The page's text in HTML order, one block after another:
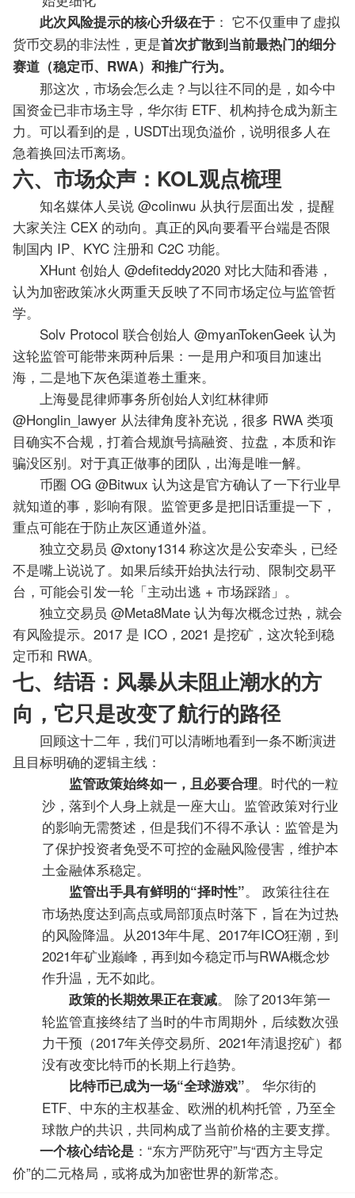
此次风险提示的核心升级在于 ： 它不仅重申了虚拟
货币交易的非法性，更是首次扩散到当前最热门的细分
赛道（稳定币、RWA）和推广行为。
那这次，市场会怎么走？与以往不同的是，如今中
国资金已非市场主导，华尔街 ETF、机构持仓成为新主
力。可以看到的是，USDT出现负溢价，说明很多人在
急着换回法币离场。
六、市场众声：KOL观点梳理
知名媒体人吴说 @colinwu 从执行层面出发，提醒
大家关注 CEX 的动向。真正的风向要看平台端是否限
制国内 IP、KYC 注册和 C2C 功能。
XHunt 创始人 @defiteddy2020 对比大陆和香港，
认为加密政策冰火两重天反映了不同市场定位与监管哲
学。
Solv Protocol 联合创始人 @myanTokenGeek 认为
这轮监管可能带来两种后果：一是用户和项目加速出
海，二是地下灰色渠道卷土重来。
上海曼昆律师事务所创始人刘红林律师
@Honglin_lawyer 从法律角度补充说，很多 RWA 类项
目确实不合规，打着合规旗号搞融资、拉盘，本质和诈
骗没区别。对于真正做事的团队，出海是唯一解。
币圈 OG @Bitwux 认为这是官方确认了一下行业早
就知道的事，影响有限。监管更多是把旧话重提一下，
重点可能在于防止灰区通道外溢。
独立交易员 @xtony1314 称这次是公安牵头，已经
不是嘴上说说了。如果后续开始执法行动、限制交易平
台，可能会引发一轮「主动出逃 + 市场踩踏」。
独立交易员 @Meta8Mate 认为每次概念过热，就会
有风险提示。2017 是 ICO，2021 是挖矿，这次轮到稳
定币和 RWA。
七、结语：风暴从未阻止潮水的方
向，它只是改变了航行的路径
回顾这十二年，我们可以清晰地看到一条不断演进
且目标明确的逻辑主线：
监管政策始终如一，且必要合理。时代的一粒
沙，落到个人身上就是一座大山。监管政策对行业
的影响无需赘述，但是我们不得不承认：监管是为
了保护投资者免受不可控的金融风险侵害，维护本
土金融体系稳定。
监管出手具有鲜明的“择时性”。 政策往往在
市场热度达到高点或局部顶点时落下，旨在为过热
的风险降温。从2013年牛尾、2017年ICO狂潮，到
2021年矿业巅峰，再到如今稳定币与RWA概念炒
作升温，无不如此。
政策的长期效果正在衰减。 除了2013年第一
轮监管直接终结了当时的牛市周期外，后续数次强
力干预（2017年关停交易所、2021年清退挖矿）都
没有改变比特币的长期上行趋势。
比特币已成为一场“全球游戏”。 华尔街的
ETF、中东的主权基金、欧洲的机构托管，乃至全
球散户的共识，共同构成了当前价格的主要支撑。
一个核心结论是 ：“东方严防死守”与“西方主导定
价”的二元格局，或将成为加密世界的新常态。